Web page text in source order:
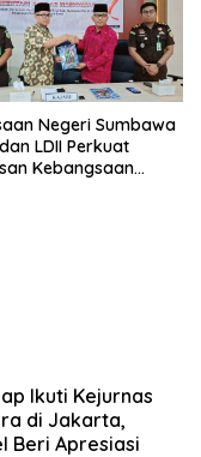
Negeri Sumbawa
LDII Perkuat
Kebangsaan
Ikuti Kejurnas
di Jakarta,
Beri Apresiasi